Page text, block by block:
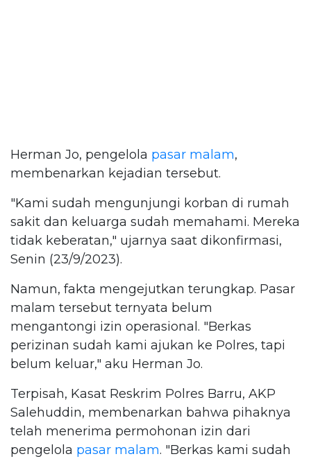
Herman Jo, pengelola pasar malam,
membenarkan kejadian tersebut.
"Kami sudah mengunjungi korban di rumah
sakit dan keluarga sudah memahami. Mereka
tidak keberatan," ujarnya saat dikonfirmasi,
Senin (23/9/2023).
Namun, fakta mengejutkan terungkap. Pasar
malam tersebut ternyata belum
mengantongi izin operasional. "Berkas
perizinan sudah kami ajukan ke Polres, tapi
belum keluar," aku Herman Jo.
Terpisah, Kasat Reskrim Polres Barru, AKP
Salehuddin, membenarkan bahwa pihaknya
telah menerima permohonan izin dari
pengelola pasar malam. "Berkas kami sudah